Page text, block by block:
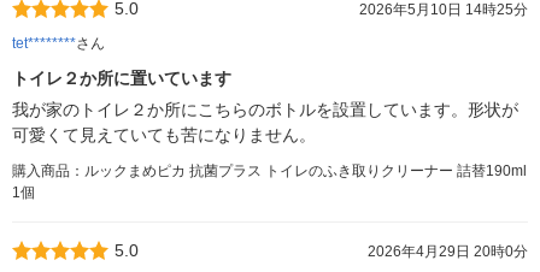
5.0
2026年5月10日 14時25分
tet********さん
トイレ２か所に置いています
我が家のトイレ２か所にこちらのボトルを設置しています。形状が
可愛くて見えていても苦になりません。
購入商品：ルックまめピカ 抗菌プラス トイレのふき取りクリーナー 詰替190ml
1個
5.0
2026年4月29日 20時0分